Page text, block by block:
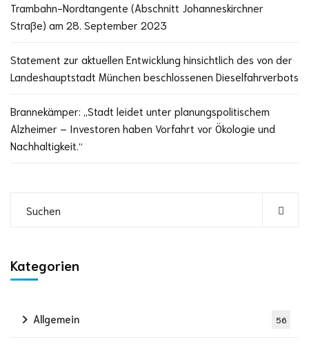
Trambahn-Nordtangente (Abschnitt Johanneskirchner
Straße) am 28. September 2023
Statement zur aktuellen Entwicklung hinsichtlich des von der
Landeshauptstadt München beschlossenen Dieselfahrverbots
Brannekämper: „Stadt leidet unter planungspolitischem
Alzheimer – Investoren haben Vorfahrt vor Ökologie und
Nachhaltigkeit.“
Kategorien
Allgemein 56